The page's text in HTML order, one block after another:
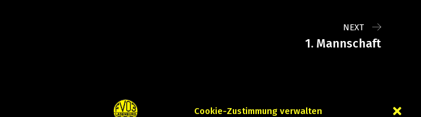
Cookie-Zustimmung verwalten
NEXT
1. Mannschaft